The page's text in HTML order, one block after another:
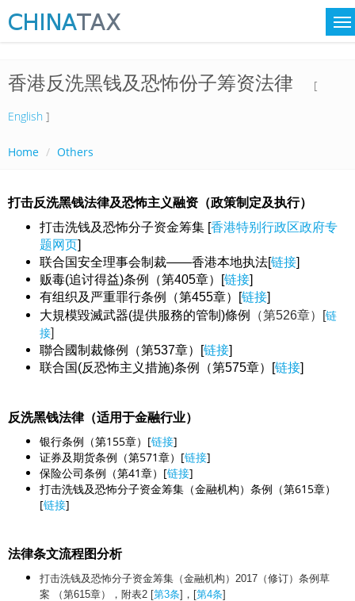
香港反洗黑钱及恐怖份子筹资法律 [
English ]
Home Others
打击反洗黑钱法律及恐怖主义融资（政策制定及执行）
打击洗钱及恐怖分子资金筹集 [香港特别行政区政府专
题网页]
联合国安全理事会制裁——香港本地执法[链接]
贩毒(追讨得益)条例（第405章）[链接]
有组织及严重罪行条例（第455章）[链接]
大規模毀滅武器(提供服務的管制)條例
（第526章）[链
接]
聯合國制裁條例（第537章）[链接]
联合国(反恐怖主义措施)条例（第575章）[链接]
反洗黑钱法律（适用于金融行业）
银行条例（第155章）[链接]
证券及期货条例（第571章）[链接]
保险公司条例（第41章）[链接]
打击洗钱及恐怖分子资金筹集（金融机构）条例（第615章）
[链接]
法律条文流程图分析
打击洗钱及恐怖分子资金筹集（金融机构）2017（修订）条例草
案 （第615章），附表2 [第3条]，[第4条]